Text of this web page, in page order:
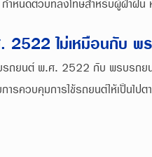
ำหนดตัวบทลงโทษสำหรับผู้ฝ่าฝืน
2522 ไม่เหมือนกับ
รถยนต์ พ.ศ. 2522 กับ พรบรถ
รควบคุมการใช้รถยนต์ให้เป็นไปต